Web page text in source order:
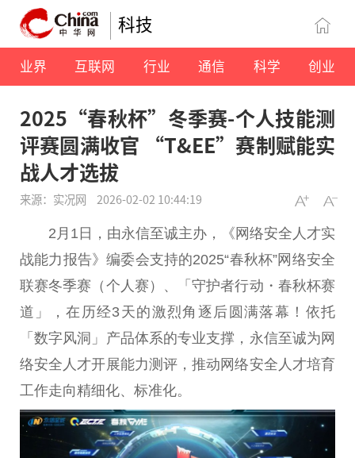
科技
业界 互联网 行业 通信 科学 创业
2025“春秋杯”冬季赛-个人技能测
评赛圆满收官 “T&EE”赛制赋能实
战人才选拔
来源：实况网 2026-02-02 10:44:19
2月1日，由永信至诚主办，《网络安全人才实
战能力报告》编委会支持的2025“春秋杯”网络安全
联赛冬季赛（个人赛）、「守护者行动・春秋杯赛
道」，在历经3天的激烈角逐后圆满落幕！依托
「数字风洞」产品体系的专业支撑，永信至诚为网
络安全人才开展能力测评，推动网络安全人才培育
工作走向精细化、标准化。